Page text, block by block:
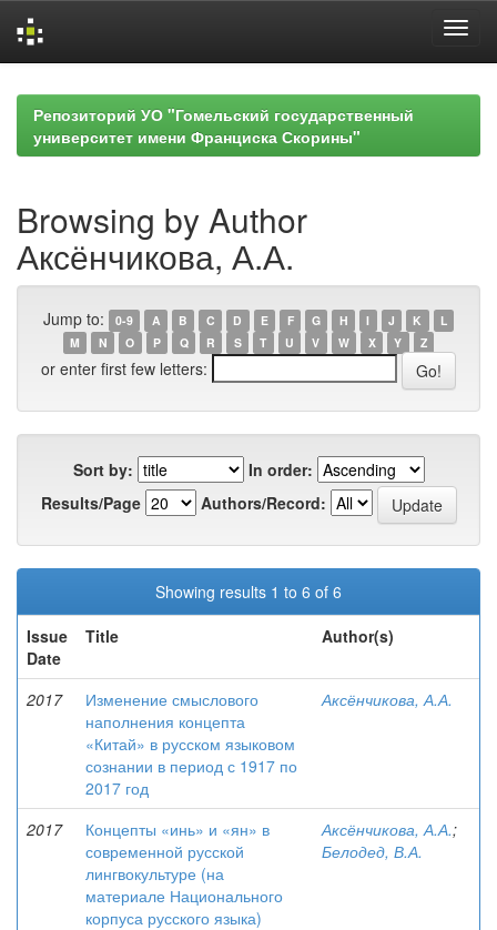
navigationРепозиторий УО "Гомельский государственный
университет имени Франциска Скорины"
Browsing by Author
Аксёнчикова, А.А.
Jump to: 0-9 A B C D E F G H I J K
L
M
N O P Q R S T U V W X Y Z
or enter first few letters:
Sort by:
In order:
Results/Page
Authors/Record:
Showing results 1 to 6 of 6
Issue
Date
Title Author(s)
2017
Изменение смыслового
наполнения концепта
«Китай» в русском языковом
сознании в период с 1917 по
2017 год
Аксёнчикова, А.А.
2017
Концепты «инь» и «ян» в
современной русской
лингвокультуре (на
материале Национального
корпуса русского языка)
Аксёнчикова, А.А.;
Белодед, В.А.